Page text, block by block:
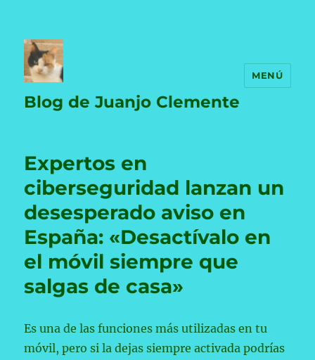
Blog de Juanjo Clemente
MENÚ
Expertos en
ciberseguridad lanzan un
desesperado aviso en
España: «Desactívalo en
el móvil siempre que
salgas de casa»
Es una de las funciones más utilizadas en tu
móvil, pero si la dejas siempre activada podrías